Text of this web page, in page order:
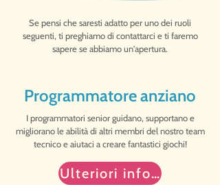
Se pensi che saresti adatto per uno dei ruoli
seguenti, ti preghiamo di contattarci e ti faremo
sapere se abbiamo un'apertura.
Programmatore anziano
I programmatori senior guidano, supportano e
migliorano le abilità di altri membri del nostro team
tecnico e aiutaci a creare fantastici giochi!
Ulteriori informazioni